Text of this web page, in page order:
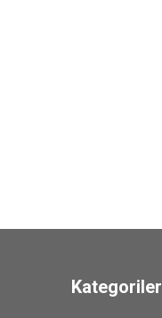
Kategoriler